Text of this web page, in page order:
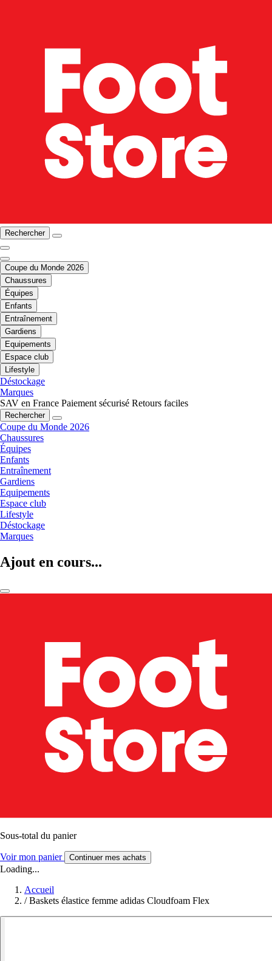
Rechercher
Coupe du Monde 2026
Chaussures
Équipes
Enfants
Entraînement
Gardiens
Equipements
Espace club
Lifestyle
Déstockage
Marques
SAV en France Paiement sécurisé Retours faciles
Rechercher
Coupe du Monde 2026
Chaussures
Équipes
Enfants
Entraînement
Gardiens
Equipements
Espace club
Lifestyle
Déstockage
Marques
Ajout en cours...
Sous-total du panier
Voir mon panier Continuer mes achats
Loading...
Accueil
/ Baskets élastice femme adidas Cloudfoam Flex